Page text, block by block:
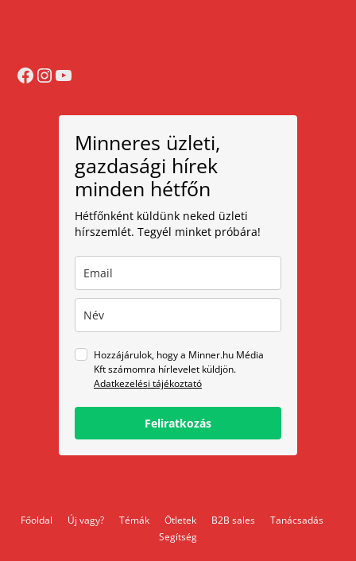
Facebook
Instagram
YouTube
Minneres üzleti,
gazdasági hírek
minden hétfőn
Hétfőnként küldünk neked üzleti
hírszemlét. Tegyél minket próbára!
Hozzájárulok, hogy a Minner.hu Média
Kft számomra hírlevelet küldjön.
Adatkezelési tájékoztató
Feliratkozás
Főoldal Új vagy? Témák Ötletek B2B sales
Tanácsadás
Segítség